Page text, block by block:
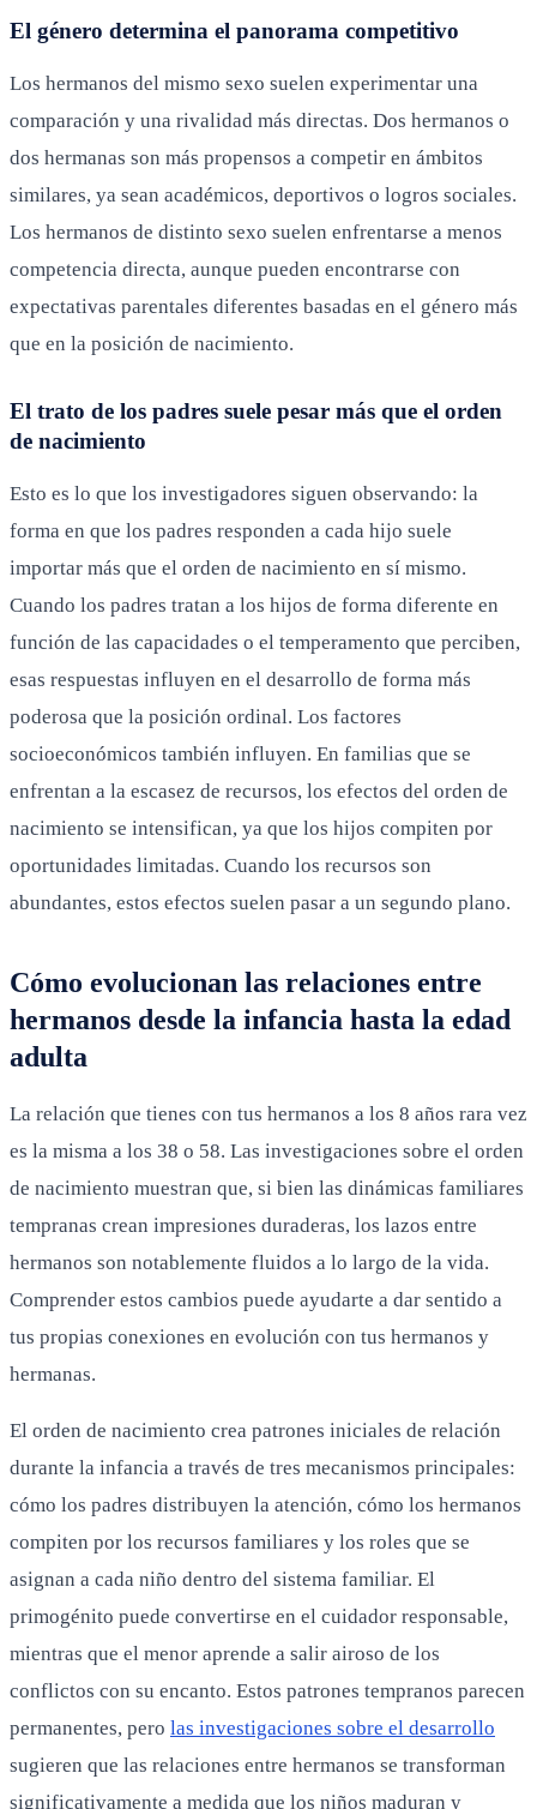
El género determina el panorama competitivo
Los hermanos del mismo sexo suelen experimentar una
comparación y una rivalidad más directas. Dos hermanos o
dos hermanas son más propensos a competir en ámbitos
similares, ya sean académicos, deportivos o logros sociales.
Los hermanos de distinto sexo suelen enfrentarse a menos
competencia directa, aunque pueden encontrarse con
expectativas parentales diferentes basadas en el género más
que en la posición de nacimiento.
El trato de los padres suele pesar más que el orden
de nacimiento
Esto es lo que los investigadores siguen observando: la
forma en que los padres responden a cada hijo suele
importar más que el orden de nacimiento en sí mismo.
Cuando los padres tratan a los hijos de forma diferente en
función de las capacidades o el temperamento que perciben,
esas respuestas influyen en el desarrollo de forma más
poderosa que la posición ordinal. Los factores
socioeconómicos también influyen. En familias que se
enfrentan a la escasez de recursos, los efectos del orden de
nacimiento se intensifican, ya que los hijos compiten por
oportunidades limitadas. Cuando los recursos son
abundantes, estos efectos suelen pasar a un segundo plano.
Cómo evolucionan las relaciones entre
hermanos desde la infancia hasta la edad
adulta
La relación que tienes con tus hermanos a los 8 años rara vez
es la misma a los 38 o 58. Las investigaciones sobre el orden
de nacimiento muestran que, si bien las dinámicas familiares
tempranas crean impresiones duraderas, los lazos entre
hermanos son notablemente fluidos a lo largo de la vida.
Comprender estos cambios puede ayudarte a dar sentido a
tus propias conexiones en evolución con tus hermanos y
hermanas.
El orden de nacimiento crea patrones iniciales de relación
durante la infancia a través de tres mecanismos principales:
cómo los padres distribuyen la atención, cómo los hermanos
compiten por los recursos familiares y los roles que se
asignan a cada niño dentro del sistema familiar. El
primogénito puede convertirse en el cuidador responsable,
mientras que el menor aprende a salir airoso de los
conflictos con su encanto. Estos patrones tempranos parecen
permanentes, pero las investigaciones sobre el desarrollo
sugieren que las relaciones entre hermanos se transforman
significativamente a medida que los niños maduran y